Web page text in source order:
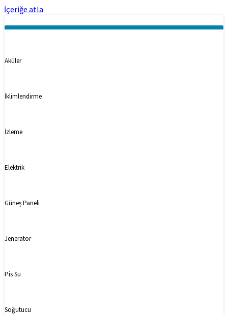
İçeriğe atla
Aküler
İklimlendirme
İzleme
Elektrik
Güneş Paneli
Jenerator
Pis Su
Soğutucu